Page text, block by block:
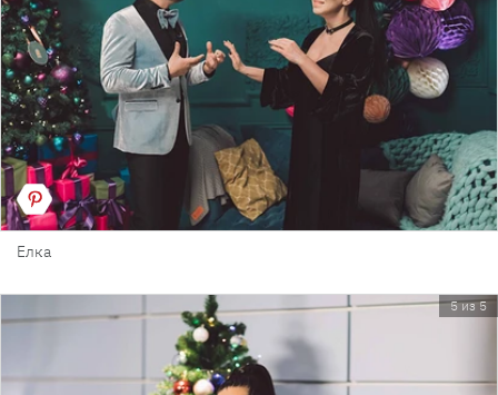
Елка
5 из 5